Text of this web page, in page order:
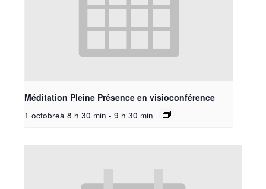
Méditation Pleine Présence en visioconférence
1 octobreà 8 h 30 min - 9 h 30 min